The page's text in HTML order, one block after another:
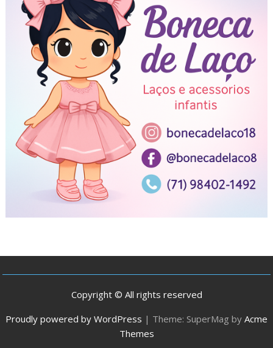
Copyright © All rights reserved
Proudly powered by WordPress | Theme: SuperMag by Acme
Themes